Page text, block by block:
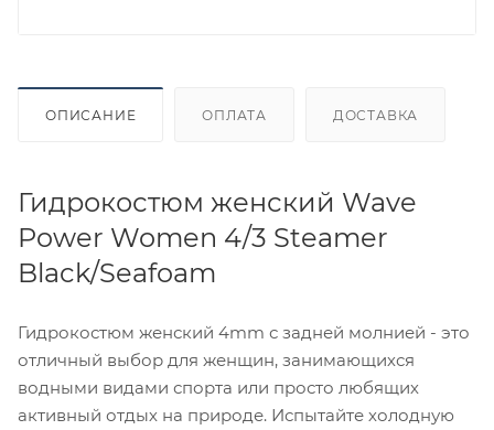
ОПИСАНИЕ ОПЛАТА ДОСТАВКА
Гидрокостюм женский Wave
Power Women 4/3 Steamer
Black/Seafoam
Гидрокостюм женский 4mm с задней молнией - это
отличный выбор для женщин, занимающихся
водными видами спорта или просто любящих
активный отдых на природе. Испытайте холодную